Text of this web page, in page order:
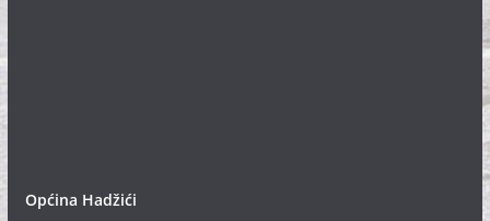
Općina Hadžići